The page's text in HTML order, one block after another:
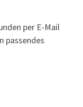
per E-Mail
passendes